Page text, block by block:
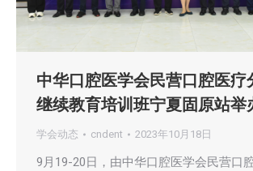
中华口腔医学会民营口腔医疗
继续教育培训班宁夏固原站举
学会动态 cndent 2023年10月18日
9月19-20日，由中华口腔医学会民营口